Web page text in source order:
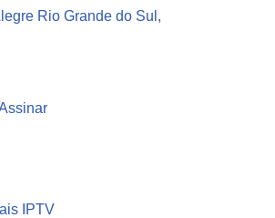
Rio Grande do Sul,
IPTV